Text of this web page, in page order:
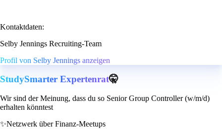
Kontaktdaten:
Selby Jennings Recruiting-Team
Profil von Selby Jennings anzeigen
StudySmarter Expertenrat🤫
Wir sind der Meinung, dass du so Senior Group Controller (w/m/d)
erhalten könntest
✨Netzwerk über Finanz-Meetups